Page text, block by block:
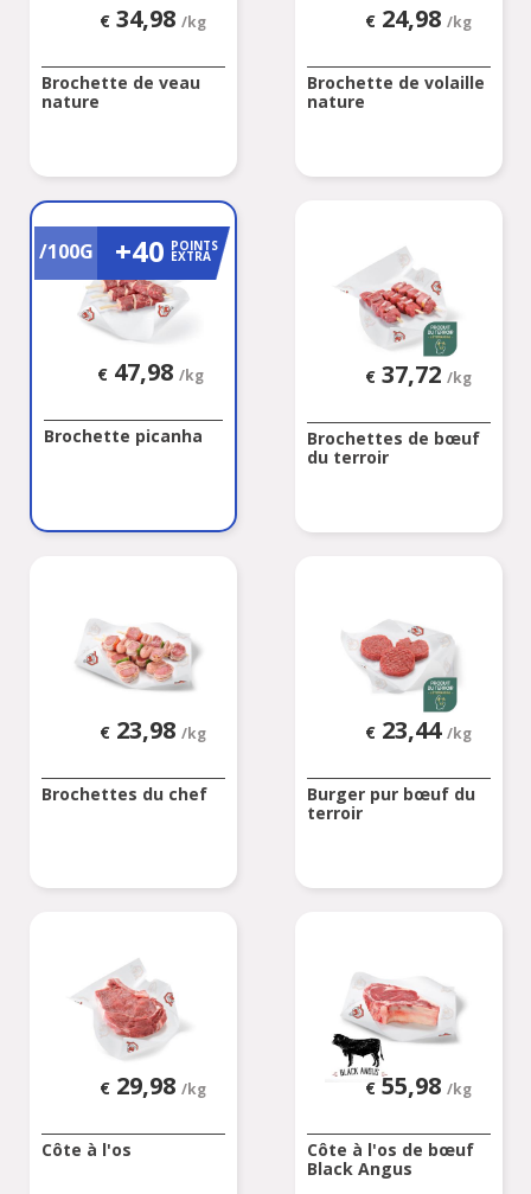
€ 34,98 /kg
Brochette de veau
nature
€ 24,98 /kg
Brochette de volaille
nature
/100G +40 POINTS
EXTRA
€ 47,98 /kg
Brochette picanha
€ 37,72 /kg
Brochettes de bœuf
du terroir
€ 23,98 /kg
Brochettes du chef
€ 23,44 /kg
Burger pur bœuf du
terroir
€ 29,98 /kg
Côte à l'os
€55,98 /kg
Côte à l'os de bœuf
Black Angus